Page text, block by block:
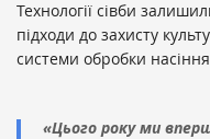
Технології сівби
підходи до захисту
системи обробки
«Цього року ми